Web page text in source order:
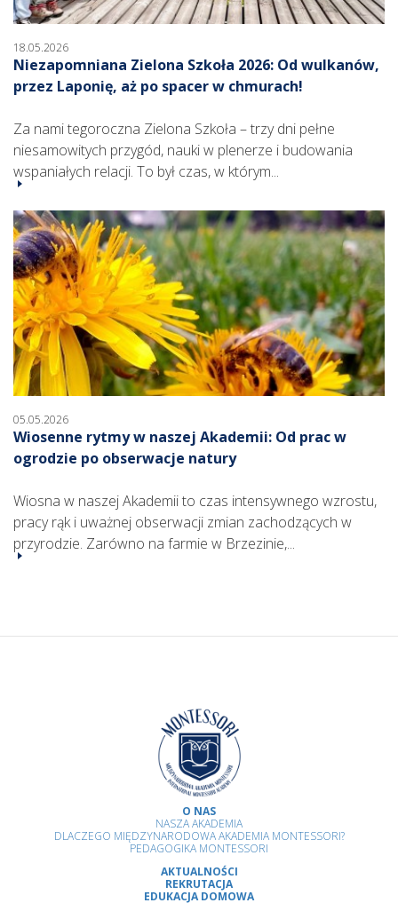
18.05.2026
Niezapomniana Zielona Szkoła 2026: Od wulkanów,
przez Laponię, aż po spacer w chmurach!
Za nami tegoroczna Zielona Szkoła – trzy dni pełne
niesamowitych przygód, nauki w plenerze i budowania
wspaniałych relacji. To był czas, w którym...
05.05.2026
Wiosenne rytmy w naszej Akademii: Od prac w
ogrodzie po obserwacje natury
Wiosna w naszej Akademii to czas intensywnego wzrostu,
pracy rąk i uważnej obserwacji zmian zachodzących w
przyrodzie. Zarówno na farmie w Brzezinie,...
O NAS
NASZA AKADEMIA
DLACZEGO MIĘDZYNARODOWA AKADEMIA MONTESSORI?
PEDAGOGIKA MONTESSORI
AKTUALNOŚCI
REKRUTACJA
EDUKACJA DOMOWA